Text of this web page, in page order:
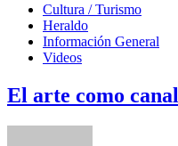
Cultura / Turismo
Heraldo
Información General
Videos
El arte como